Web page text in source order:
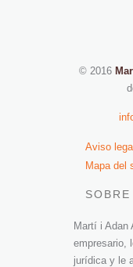
© 2016
Aviso legal
Mapa del
Martí i Adan
empresario,
jurídica y le